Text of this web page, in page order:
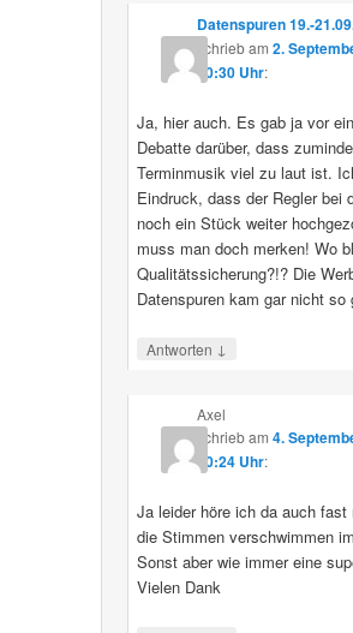
Datenspuren 19.-
schriebam 2.
10:30 Uhr:
Ja, hier auch. Es gab ja vor
Debatte darüber, dass
Terminmusik viel zu laut ist.
Eindruck, dass der Regler bei
noch ein Stück weiter
muss man doch merken! Wo
Qualitätssicherung?!? Die
Datenspuren kam gar nicht so
Antworten ↓
Axel
schriebam 4.
10:24 Uhr:
Ja leider höre ich da auch
die Stimmen verschwimmen
Sonst aber wie immer eine
Vielen Dank